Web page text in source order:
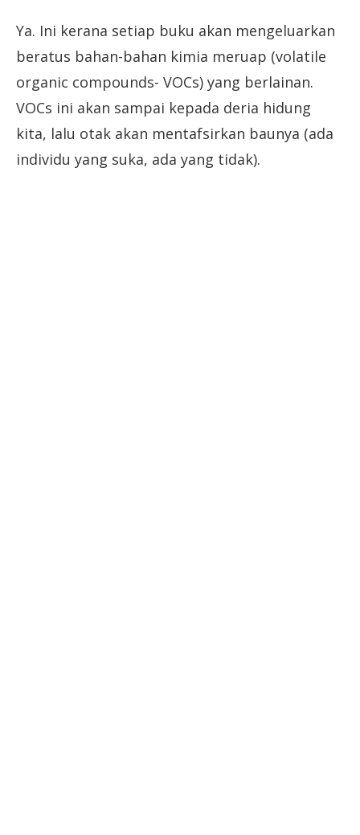
Ya. Ini kerana setiap buku akan mengeluarkan
beratus bahan-bahan kimia meruap (volatile
organic compounds- VOCs) yang berlainan.
VOCs ini akan sampai kepada deria hidung
kita, lalu otak akan mentafsirkan baunya (ada
individu yang suka, ada yang tidak).